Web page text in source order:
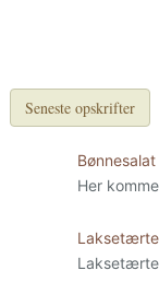
Seneste opskrifter
Her